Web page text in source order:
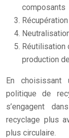
composants
Réutilisation
production
En choisissant
politique de
s’engagent
recyclage plus
plus circulaire.